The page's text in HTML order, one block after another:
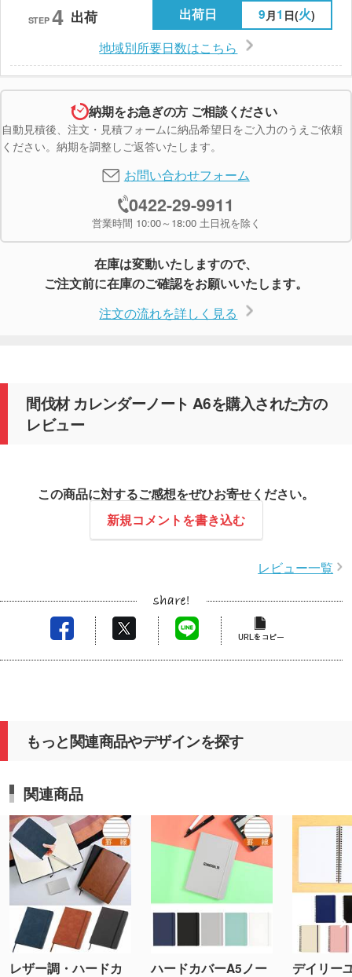
STEP 4 出荷 出荷日 9 月1 日(火)
地域別所要日数はこちら
納期をお急ぎの方 ご相談ください
自動見積後、注文・見積フォームに納品希望日をご入力のうえご依頼
ください。納期を調整しご返答いたします。
お問い合わせフォーム
0422-29-9911
営業時間 10:00～18:00 土日祝を除く
在庫は変動いたしますので、
ご注文前に在庫のご確認をお願いいたします。
注文の流れを詳しく見る
間伐材 カレンダーノート A6を購入された方の
レビュー
この商品に対するご感想をぜひお寄せください。
新規コメントを書き込む
レビュー一覧
もっと関連商品やデザインを探す
関連商品
レザー調・ハードカ
ハードカバーA5ノー
デイリー